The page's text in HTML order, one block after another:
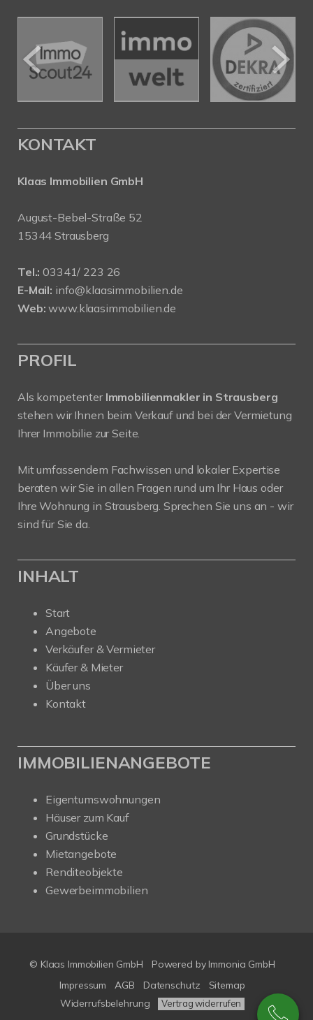
KONTAKT
Klaas Immobilien GmbH
August-Bebel-Straße 52
15344 Strausberg
Tel.: 03341/ 223 26
E-Mail: info@klaasimmobilien.de
Web: www.klaasimmobilien.de
PROFIL
Als kompetenter Immobilienmakler in Strausberg
stehen wir Ihnen beim Verkauf und bei der Vermietung
Ihrer Immobilie zur Seite.
Mit umfassendem Fachwissen und lokaler Expertise
beraten wir Sie in allen Fragen rund um Ihr Haus oder
Ihre Wohnung in Strausberg. Sprechen Sie uns an - wir
sind für Sie da.
INHALT
Start
Angebote
Verkäufer & Vermieter
Käufer & Mieter
Über uns
Kontakt
IMMOBILIENANGEBOTE
Eigentumswohnungen
Häuser zum Kauf
Grundstücke
Mietangebote
Renditeobjekte
Gewerbeimmobilien
© Klaas Immobilien GmbH Powered by Immonia GmbH
Impressum
AGB Datenschutz
Sitemap
Widerrufsbelehrung
Vertrag widerrufen